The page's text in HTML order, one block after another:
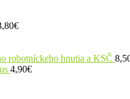
€
robotníckeho hnutia a KSČ
4,90€